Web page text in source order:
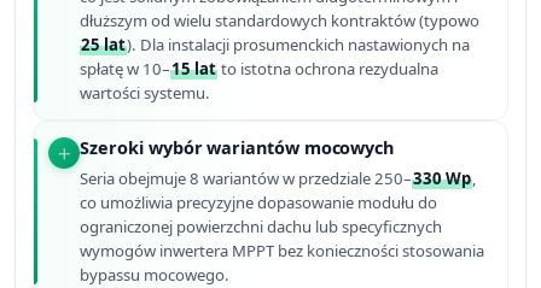
dłuższym od wielu standardowych kontraktów (typowo
25 lat). Dla instalacji prosumenckich nastawionych na
spłatę w 10–15 lat to istotna ochrona rezydualna
wartości systemu.
Szeroki wybór wariantów mocowych
Seria obejmuje 8 wariantów w przedziale 250–330 Wp,
co umożliwia precyzyjne dopasowanie modułu do
ograniczonej powierzchni dachu lub specyficznych
wymogów inwertera MPPT bez konieczności stosowania
bypassu mocowego.